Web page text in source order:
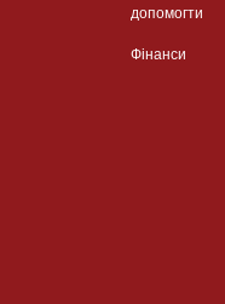
допомогти
Фінанси